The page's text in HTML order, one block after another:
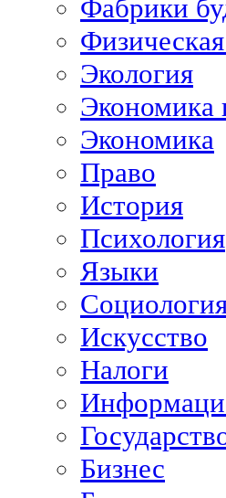
Фабрики
Экология
Экономика
Экономика
Право
История
Психология
Языки
Искусство
Налоги
Бизнес